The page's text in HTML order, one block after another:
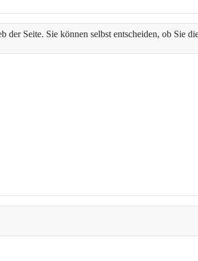
Seite. Sie können selbst entscheiden, ob Sie